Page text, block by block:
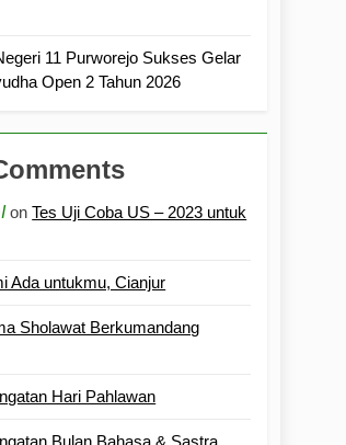
11 Purworejo Sukses Gelar
Open 2 Tahun 2026
onTes Uji Coba US – 2023 untuk
Ada untukmu, Cianjur
Sholawat Berkumandang
Hari Pahlawan
Bulan Bahasa & Sastra